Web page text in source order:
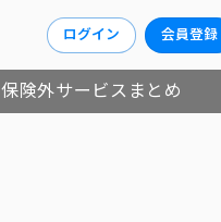
ログイン 会員登録
保険外サービスまとめ